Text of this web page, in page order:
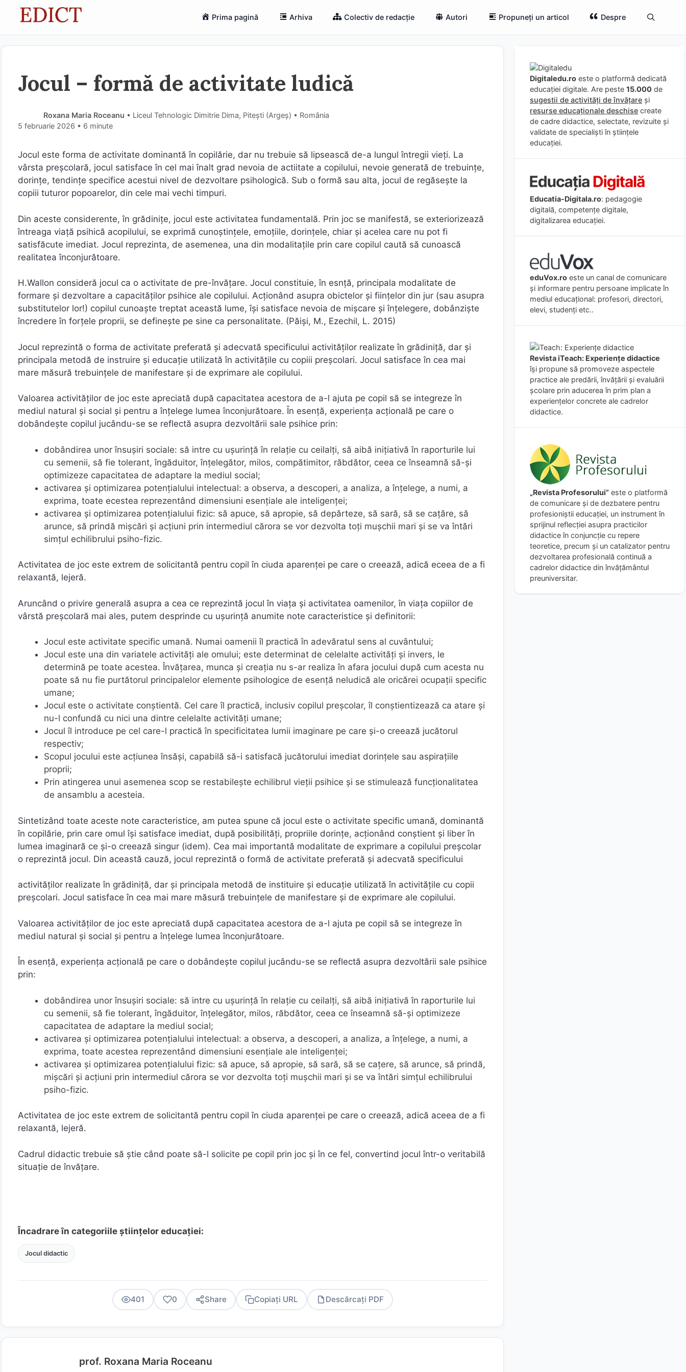
Prima pagină Arhiva Colectiv de redacție Autori Propuneți un articol Despre
Jocul – formă de activitate ludică
Roxana Maria Roceanu • Liceul Tehnologic Dimitrie Dima, Pitești (Argeş) • România
5 februarie 2026 • 6 minute
Jocul este forma de activitate dominantă în copilărie, dar nu trebuie să lipsească de-a lungul întregii vieţi. La
vârsta preșcolară, jocul satisface în cel mai înalt grad nevoia de actiitate a copilului, nevoie generată de trebuinţe,
dorinţe, tendinţe specifice acestui nivel de dezvoltare psihologică. Sub o formă sau alta, jocul de regăsește la
copiii tuturor popoarelor, din cele mai vechi timpuri.
Din aceste considerente, în grădiniţe, jocul este activitatea fundamentală. Prin joc se manifestă, se exteriorizează
întreaga viaţă psihică acopilului, se exprimă cunoștinţele, emoţiile, dorinţele, chiar și acelea care nu pot fi
satisfăcute imediat. Jocul reprezinta, de asemenea, una din modalitaţile prin care copilul caută să cunoască
realitatea înconjurătoare.
H.Wallon consideră jocul ca o activitate de pre-învăţare. Jocul constituie, în esnţă, principala modalitate de
formare și dezvoltare a capacităţilor psihice ale copilului. Acţionând asupra obictelor și fiinţelor din jur (sau asupra
substitutelor lor!) copilul cunoaște treptat această lume, își satisface nevoia de mișcare și înţelegere, dobânziște
încredere în forţele proprii, se definește pe sine ca personalitate. (Păiși, M., Ezechil, L. 2015)
Jocul reprezintă o forma de activitate preferată și adecvată specificului activităţilor realizate în grădiniţă, dar și
principala metodă de instruire și educaţie utilizată în activităţile cu copiii preșcolari. Jocul satisface în cea mai
mare măsură trebuinţele de manifestare și de exprimare ale copilului.
Valoarea activităţilor de joc este apreciată după capacitatea acestora de a-l ajuta pe copil să se integreze în
mediul natural și social și pentru a înţelege lumea înconjurătoare. Ȋn esenţă, experienţa acţională pe care o
dobândește copilul jucându-se se reflectă asupra dezvoltării sale psihice prin:
dobândirea unor însușiri sociale: să intre cu ușurinţă în relaţie cu ceilalţi, să aibă iniţiativă în raporturile lui
cu semenii, să fie tolerant, îngăduitor, înţelegător, milos, compătimitor, răbdător, ceea ce înseamnă să-și
optimizeze capacitatea de adaptare la mediul social;
activarea și optimizarea potenţialului intelectual: a observa, a descoperi, a analiza, a înţelege, a numi, a
exprima, toate ecestea reprezentând dimensiuni esenţiale ale inteligenţei;
activarea și optimizarea potenţialului fizic: să apuce, să apropie, să depărteze, să sară, să se caţăre, să
arunce, să prindă mișcări și acţiuni prin intermediul cărora se vor dezvolta toţi mușchii mari și se va întări
simţul echilibrului psiho-fizic.
Activitatea de joc este extrem de solicitantă pentru copil în ciuda aparenţei pe care o creează, adică eceea de a fi
relaxantă, lejeră.
Aruncând o privire generală asupra a cea ce reprezintă jocul în viaţa şi activitatea oamenilor, în viaţa copiilor de
vârstă preşcolară mai ales, putem desprinde cu uşurinţă anumite note caracteristice şi definitorii:
Jocul este activitate specific umană. Numai oamenii îl practică în adevăratul sens al cuvântului;
Jocul este una din variatele activităţi ale omului; este determinat de celelalte activităţi şi invers, le
determină pe toate acestea. Învăţarea, munca şi creaţia nu s-ar realiza în afara jocului după cum acesta nu
poate să nu fie purtătorul principalelor elemente psihologice de esenţă neludică ale oricărei ocupaţii specific
umane;
Jocul este o activitate conştientă. Cel care îl practică, inclusiv copilul preşcolar, îl conştientizează ca atare şi
nu-l confundă cu nici una dintre celelalte activităţi umane;
Jocul îl introduce pe cel care-l practică în specificitatea lumii imaginare pe care şi-o creează jucătorul
respectiv;
Scopul jocului este acţiunea însăşi, capabilă să-i satisfacă jucătorului imediat dorinţele sau aspiraţiile
proprii;
Prin atingerea unui asemenea scop se restabileşte echilibrul vieţii psihice şi se stimulează funcţionalitatea
de ansamblu a acesteia.
Sintetizând toate aceste note caracteristice, am putea spune că jocul este o activitate specific umană, dominantă
în copilărie, prin care omul îşi satisface imediat, după posibilităţi, propriile dorinţe, acţionând conştient şi liber în
lumea imaginară ce şi-o creează singur (idem). Cea mai importantă modalitate de exprimare a copilului preşcolar
o reprezintă jocul. Din această cauză, jocul reprezintă o formă de activitate preferată şi adecvată specificului
activităţilor realizate în grădiniţă, dar şi principala metodă de instituire şi educaţie utilizată în activităţile cu copii
preşcolari. Jocul satisface în cea mai mare măsură trebuinţele de manifestare şi de exprimare ale copilului.
Valoarea activităţilor de joc este apreciată după capacitatea acestora de a-l ajuta pe copil să se integreze în
mediul natural şi social şi pentru a înţelege lumea înconjurătoare.
În esenţă, experienţa acţională pe care o dobândeşte copilul jucându-se se reflectă asupra dezvoltării sale psihice
prin:
dobândirea unor însuşiri sociale: să intre cu uşurinţă în relaţie cu ceilalţi, să aibă iniţiativă în raporturile lui
cu semenii, să fie tolerant, îngăduitor, înţelegător, milos, răbdător, ceea ce înseamnă să-şi optimizeze
capacitatea de adaptare la mediul social;
activarea şi optimizarea potenţialului intelectual: a observa, a descoperi, a analiza, a înţelege, a numi, a
exprima, toate acestea reprezentând dimensiuni esenţiale ale inteligenţei;
activarea şi optimizarea potenţialului fizic: să apuce, să apropie, să sară, să se caţere, să arunce, să prindă,
mişcări şi acţiuni prin intermediul cărora se vor dezvolta toţi muşchii mari şi se va întări simţul echilibrului
psiho-fizic.
Activitatea de joc este extrem de solicitantă pentru copil în ciuda aparenţei pe care o creează, adică aceea de a fi
relaxantă, lejeră.
Cadrul didactic trebuie să ştie când poate să-l solicite pe copil prin joc şi în ce fel, convertind jocul într-o veritabilă
situaţie de învăţare.
Încadrare în categoriile științelor educației:
Jocul didactic
401 0 Share Copiați URL Descărcați PDF
prof. Roxana Maria Roceanu
Digitaledu.ro este o platformă dedicată
educației digitale. Are peste 15.000 de
sugestii de activități de învățare și
resurse educaționale deschise create
de cadre didactice, selectate, revizuite și
validate de specialiști în științele
educației.
Educatia-Digitala.ro: pedagogie
digitală, competențe digitale,
digitalizarea educației.
eduVox.ro este un canal de comunicare
și informare pentru persoane implicate în
mediul educațional: profesori, directori,
elevi, studenți etc..
Revista iTeach: Experienţe didactice
îşi propune să promoveze aspectele
practice ale predării, învăţării şi evaluării
şcolare prin aducerea în prim plan a
experienţelor concrete ale cadrelor
didactice.
„Revista Profesorului” este o platformă
de comunicare și de dezbatere pentru
profesioniștii educației, un instrument în
sprijinul reflecției asupra practicilor
didactice în conjuncție cu repere
teoretice, precum și un catalizator pentru
dezvoltarea profesională continuă a
cadrelor didactice din învățământul
preuniversitar.